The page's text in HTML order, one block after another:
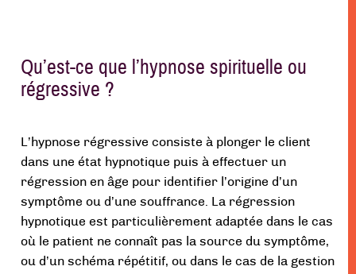
Qu’est-ce que l’hypnose spirituelle ou
régressive ?
L’hypnose régressive consiste à plonger le client
dans une état hypnotique puis à effectuer un
régression en âge pour identifier l’origine d’un
symptôme ou d’une souffrance. La régression
hypnotique est particulièrement adaptée dans le cas
où le patient ne connaît pas la source du symptôme,
ou d’un schéma répétitif, ou dans le cas de la gestion